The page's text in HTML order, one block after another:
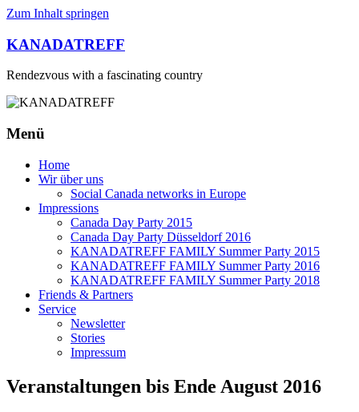
Zum Inhalt springen
KANADATREFF
Rendezvous with a fascinating country
Menü
Home
Wir über uns
Social Canada networks in Europe
Impressions
Canada Day Party 2015
Canada Day Party Düsseldorf 2016
KANADATREFF FAMILY Summer Party 2015
KANADATREFF FAMILY Summer Party 2016
KANADATREFF FAMILY Summer Party 2018
Friends & Partners
Service
Newsletter
Stories
Impressum
Veranstaltungen bis Ende August 2016